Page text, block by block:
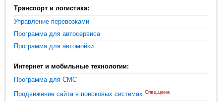
Транспорт и логистика:
Управление перевозками
Программа для автосервиса
Программа для автомойки
Интернет и мобильные технологии:
Программа для СМС
Продвижение сайта в поисковых системах Спец.цена